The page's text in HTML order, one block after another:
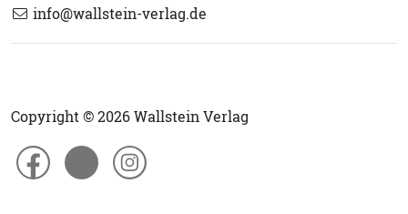
info@wallstein-verlag.de
Copyright © 2026 Wallstein Verlag